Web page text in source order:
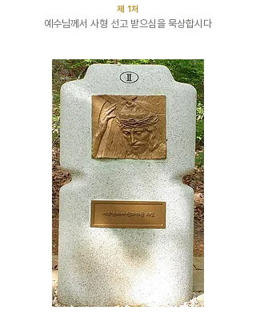
​제 1처
예수님께서 사형 선고 받으심을 묵상합시다